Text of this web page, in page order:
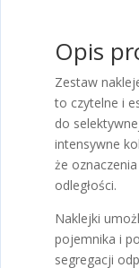
Opis
Zestaw
to czytelne i
do
intensywne
że
odległości.
Naklejki
pojemnika i
segregacji